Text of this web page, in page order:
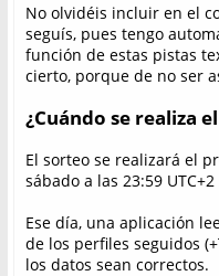
No olvidéis incluir en el
seguís, pues tengo
función de estas pistas
cierto, porque de no ser
¿Cuándo se realiza
El sorteo se realizará el
sábado a las 23:59
Ese día, una aplicación
de los perfiles seguidos
los datos sean correctos.